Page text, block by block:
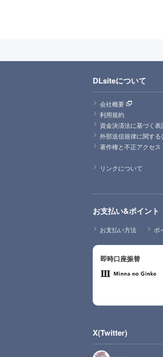
DLsiteについて
会社概要
利用規約
資金決済法に基づく表
外部送信規律に関する
著作権と不正アクセス
リンクについて
お支払い&ポイント
お支払い方法 ポ
即時口座振替
X(Twitter)